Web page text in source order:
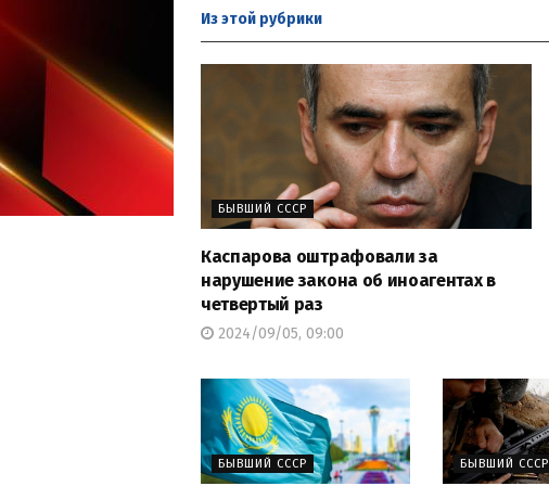
Из этой рубрики
БЫВШИЙ СССР
Каспарова оштрафовали за
нарушение закона об иноагентах в
четвертый раз
2024/09/05, 09:00
БЫВШИЙ СССР БЫВШИЙ СССР